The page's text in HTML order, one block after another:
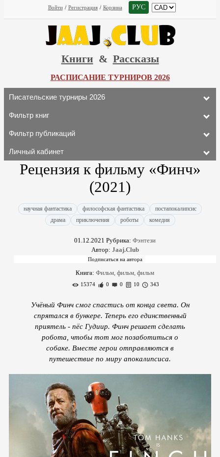
Войти / Регистрация / Корзина РУС
Книги & Рассказы
РАСПИСАНИЕ ТУРНИРОВ 2026
Писательские турниры 2026
Фильтр книг
Фильтр публикаций
Личный кабинет
Рецензия к фильму «Финч»
(2021)
научная фантастика философская фантастика
постапокалипсис
драма
приключения роботы комедия
01.12.2021 Рубрика: Фэнтези
Автор: Jaaj.Club
Книга: Фильм, фильм, фильм
15374 0 0 10 343
Учёный Финч смог спастись от конца света. Он
спрятался в бункере. Теперь его единственный
приятель - пёс Гудиир. Финч решает сделать
робота, чтобы тот мог позаботиться о
собаке. Вместе герои отправляются в
путешествие по миру апокалипсиса.